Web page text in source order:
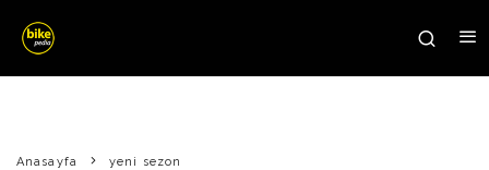
Anasayfa yeni sezon